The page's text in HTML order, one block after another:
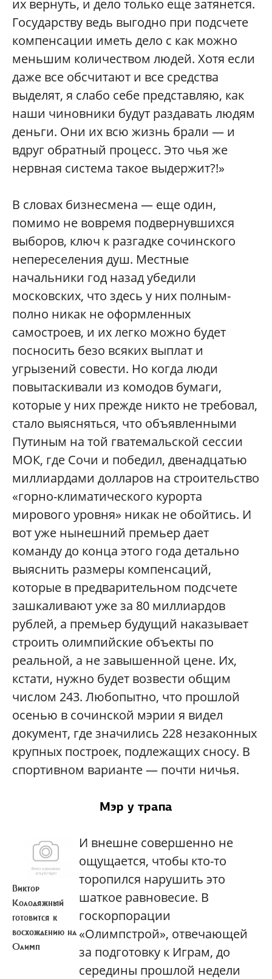
их вернуть, и дело только еще затянется.
Государству ведь выгодно при подсчете
компенсации иметь дело с как можно
меньшим количеством людей. Хотя если
даже все обсчитают и все средства
выделят, я слабо себе представляю, как
наши чиновники будут раздавать людям
деньги. Они их всю жизнь брали — и
вдруг обратный процесс. Это чья же
нервная система такое выдержит?!»
В словах бизнесмена — еще один,
помимо не вовремя подвернувшихся
выборов, ключ к разгадке сочинского
непереселения душ. Местные
начальники год назад убедили
московских, что здесь у них полным-
полно никак не оформленных
самостроев, и их легко можно будет
посносить безо всяких выплат и
угрызений совести. Но когда люди
повытаскивали из комодов бумаги,
которые у них прежде никто не требовал,
стало выясняться, что объявленными
Путиным на той гватемальской сессии
МОК, где Сочи и победил, двенадцатью
миллиардами долларов на строительство
«горно-климатического курорта
мирового уровня» никак не обойтись. И
вот уже нынешний премьер дает
команду до конца этого года детально
выяснить размеры компенсаций,
которые в предварительном подсчете
зашкаливают уже за 80 миллиардов
рублей, а премьер будущий наказывает
строить олимпийские объекты по
реальной, а не завышенной цене. Их,
кстати, нужно будет возвести общим
числом 243. Любопытно, что прошлой
осенью в сочинской мэрии я видел
документ, где значились 228 незаконных
крупных построек, подлежащих сносу. В
спортивном варианте — почти ничья.
Мэр у трапа
Виктор
Колодяжный
готовится к
восхождению на
Олимп
И внешне совершенно не
ощущается, чтобы кто-то
торопился нарушить это
шаткое равновесие. В
госкорпорации
«Олимпстрой», отвечающей
за подготовку к Играм, до
середины прошлой недели